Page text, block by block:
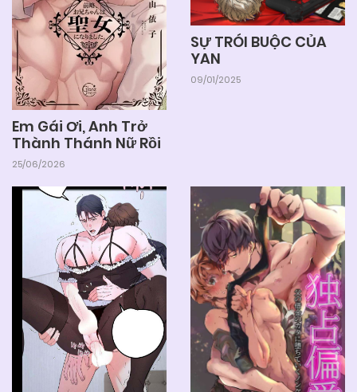
Em Gái Ơi, Anh Trở
Thành Thánh Nữ Rồi
25/06/2026
SỰ TRÓI BUỘC CỦA
YAN
09/01/2025